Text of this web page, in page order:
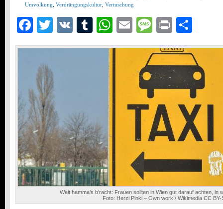
Umvolkung Verdrängungskultur Vertuschung
Facebook
Twitter
VK Tumblr
WhatsApp
EmailMessage
Print
Weit hamma’s b’racht: Frauen sollten in Wien gut darauf achten, in
Foto: Herzi Pinki – Own work / Wikimedia CC BY-